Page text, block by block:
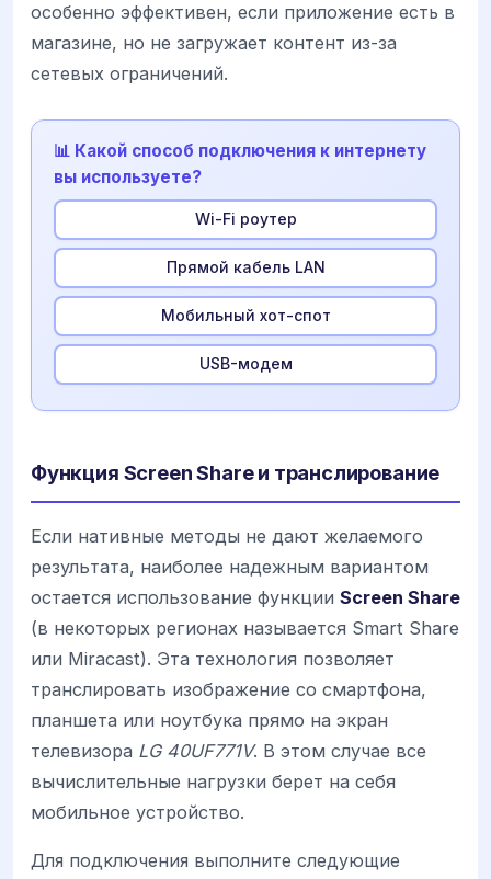
особенно эффективен, если приложение есть в
магазине, но не загружает контент из-за
сетевых ограничений.
📊 Какой способ подключения к интернету
вы используете?
Wi-Fi роутер
Прямой кабель LAN
Мобильный хот-спот
USB-модем
Функция Screen Share и транслирование
Если нативные методы не дают желаемого
результата, наиболее надежным вариантом
остается использование функции Screen Share
(в некоторых регионах называется Smart Share
или Miracast). Эта технология позволяет
транслировать изображение со смартфона,
планшета или ноутбука прямо на экран
телевизора LG 40UF771V. В этом случае все
вычислительные нагрузки берет на себя
мобильное устройство.
Для подключения выполните следующие